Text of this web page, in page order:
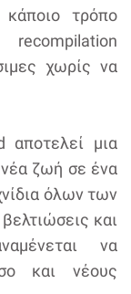
κάποιο τρόπο
χωρίς να
αποτελεί μια
νέα ζωή σε ένα
όλων των
και
να
και νέους